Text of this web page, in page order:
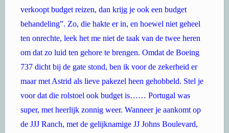
verkoopt budget reizen, dan krijg je ook een budget
behandeling”. Zo, die hakte er in, en hoewel niet geheel
ten onrechte, leek het me niet de taak van de twee heren
om dat zo luid ten gehore te brengen. Omdat de Boeing
737 dicht bij de gate stond, ben ik voor de zekerheid er
maar met Astrid als lieve pakezel heen gehobbeld. Stel je
voor dat die rolstoel ook budget is…… Portugal was
super, met heerlijk zonnig weer. Wanneer je aankomt op
de JJJ Ranch, met de gelijknamige JJ Johns Boulevard,